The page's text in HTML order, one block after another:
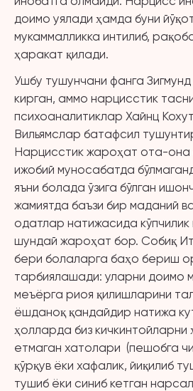
доимо уялади ҳамда буни
мукаммалликка интилиб,
ҳаракат қилади.
Ушбу тушунчани фанга
кирган, аммо нарцисстик
психоаналитиклар Хайнц
Вильямслар батафсил
Нарцисстик жароҳат ота-она
ижобий муносабатда
яъни болада ўзига бўлган
жамиятда баъзи бир маданий
одатлар натижасида
шундай жароҳат бор. Собиқ
бери болаларга баҳо бериш
тарбиялашади: уларни доимо
меъёрга риоя қилишларини
ёшданоқ қандайдир натижа
ҳолларда биз кичкинтойларни
етмаган хатолари (пешобга
қўрқув ёки хафалик, йиқилиб
тушиб ёки синиб кетган